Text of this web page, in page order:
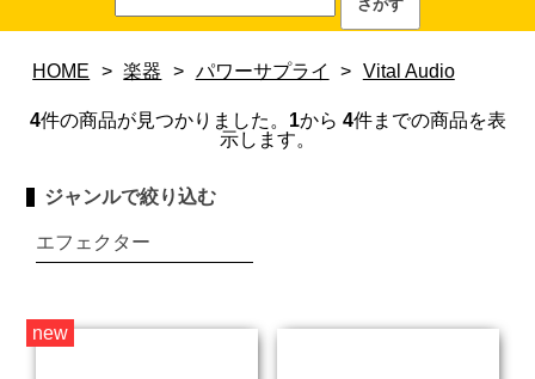
HOME > 楽器 > パワーサプライ > Vital Audio
4件の商品が見つかりました。 1から 4件までの商品を表
示します。
ジャンルで絞り込む
エフェクター
new